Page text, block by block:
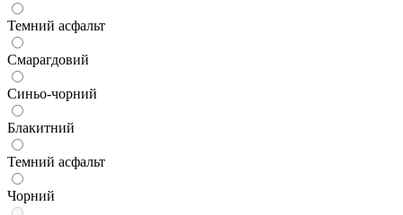
Темний асфальт
Смарагдовий
Синьо-чорний
Блакитний
Темний асфальт
Чорний